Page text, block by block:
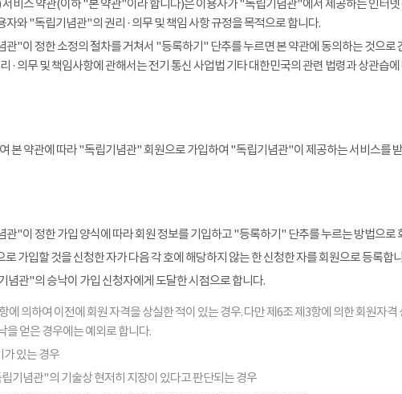
스 약관(이하 "본 약관"이라 합니다)은 이용자가 "독립기념관"에서 제공하는 인터넷
와 "독립기념관"의 권리 · 의무 및 책임 사항 규정을 목적으로 합니다.
"이 정한 소정의 절차를 거쳐서 "등록하기" 단추를 누르면 본 약관에 동의하는 것으로
· 의무 및 책임사항에 관해서는 전기 통신 사업법 기타 대한민국의 관련 법령과 상관습에
본 약관에 따라 "독립기념관" 회원으로 가입하여 "독립기념관"이 제공하는 서비스를
"이 정한 가입 양식에 따라 회원 정보를 기입하고 "등록하기" 단추를 누르는 방법으로
가입할 것을 신청한 자가 다음 각 호에 해당하지 않는 한 신청한 자를 회원으로 등록합
념관"의 승낙이 가입 신청자에게 도달한 시점으로 합니다.
에 의하여 이전에 회원 자격을 상실한 적이 있는 경우. 다만 제6조 제3항에 의한 회원자격
얻은 경우에는 예외로 합니다.
가 있는 경우
기념관"의 기술상 현저히 지장이 있다고 판단되는 경우